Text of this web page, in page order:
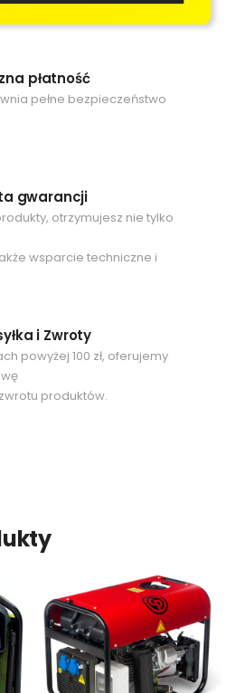
płatność
pełne bezpieczeństwo
gwarancji
otrzymujesz nie tylko
wsparcie techniczne i
i Zwroty
powyżej 100 zł, oferujemy
produktów.